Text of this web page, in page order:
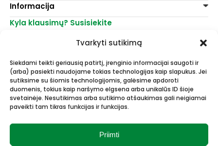
Tvarkyti sutikimą
Siekdami teikti geriausią patirtį, įrenginio informacijai saugoti ir
(arba) pasiekti naudojame tokias technologijas kaip slapukus. Jei
sutiksime su šiomis technologijomis, galėsime apdoroti
duomenis, tokius kaip naršymo elgsena arba unikalūs ID šioje
svetainėje. Nesutikimas arba sutikimo atšaukimas gali neigiamai
paveikti tam tikras funkcijas ir funkcijas.
Priimti
Dažai
Dekoravimui
Lakai, skiedikliai
Akvarelinis popierius
Molbertai
Keramikams ir skulptoriams
FIMO modelinas
Drobės, porėmiai
Mokyklinės ir biuro prekės
Rėmai ir rėminimas
Informacija
Pirkimo taisyklės
Parduotuvės
Kyla klausimų? Susisiekite
info@menomuza.lt
Dailės, dailininkų reikmenys -
didmeninė ir mažmeninė prekyba.
Esame Stipriausi Lietuvoje 2023
metais.